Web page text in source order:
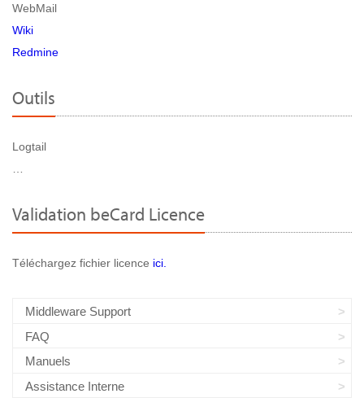
WebMail
Wiki
Redmine
Outils
Logtail
Validation beCard Licence
Téléchargez fichier licence ici.
Middleware Support
FAQ
Manuels
Assistance Interne